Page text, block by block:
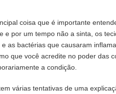
coisa que é importante
e por um tempo não a sinta, os
e as bactérias que causaram
que você acredite no poder das
a condição.
várias tentativas de uma